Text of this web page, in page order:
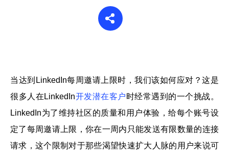
团队协作
云手机
网络爬虫
帮助中心
视频教程
免费工具
注册
当达到LinkedIn每周邀请上限时，我们该如何应对？这是
很多人在LinkedIn开发潜在客户时经常遇到的一个挑战。
LinkedIn为了维持社区的质量和用户体验，给每个账号设
定了每周邀请上限，你在一周内只能发送有限数量的连接
请求，这个限制对于那些渴望快速扩大人脉的用户来说可